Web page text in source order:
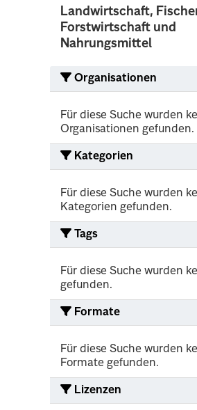
Landwirtschaft,
Forstwirtschaft und
Nahrungsmittel
Organisationen
Für diese Suche wurden
Organisationen gefunden.
Kategorien
Für diese Suche wurden
Kategorien gefunden.
Tags
Für diese Suche wurden
gefunden.
Formate
Für diese Suche wurden
Formate gefunden.
Lizenzen